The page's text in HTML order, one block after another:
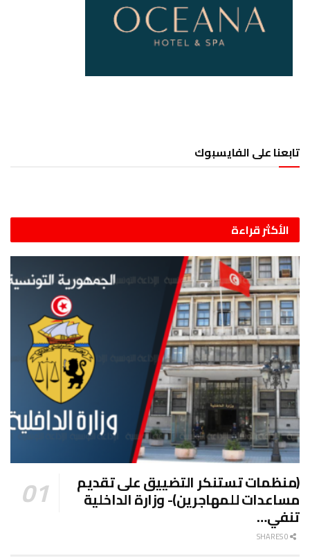
تابعنا على الفايسبوك
الأكثر قراءة
(منظمات تستنكر التضييق على تقديم
مساعدات للمهاجرين)- وزارة الداخلية
تنفي…